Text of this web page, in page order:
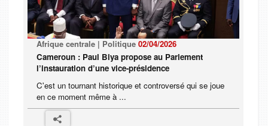
Afrique centrale | Politique 02/04/2026
Cameroun : Paul Biya propose au Parlement
l’instauration d’une vice-présidence
C'est un tournant historique et controversé qui se joue
en ce moment même à ...